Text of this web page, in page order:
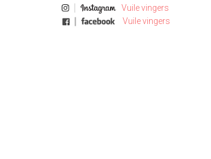
Vuile vingers
Vuile vingers